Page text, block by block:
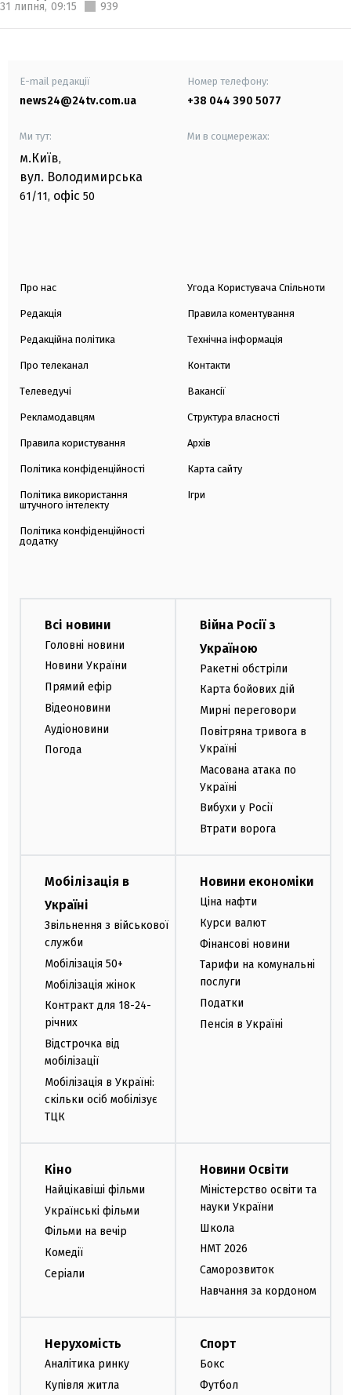
31 липня, 09:15 939
E-mail редакції
news24@24tv.com.ua
Номер телефону:
+38 044 390 5077
Ми тут:
м.Київ,
вул. Володимирська
61/11, офіс 50
Ми в соцмережах:
Про нас
Редакція
Редакційна політика
Про телеканал
Телеведучі
Рекламодавцям
Правила користування
Політика конфіденційності
Політика використання
штучного інтелекту
Політика конфіденційності
додатку
Угода Користувача Спільноти
Правила коментування
Технічна інформація
Контакти
Вакансії
Структура власності
Архів
Карта сайту
Ігри
Всі новини
Головні новини
Новини України
Прямий ефір
Відеоновини
Аудіоновини
Погода
Війна Росії з
Україною
Ракетні обстріли
Карта бойових дій
Мирні переговори
Повітряна тривога в
Україні
Масована атака по
Україні
Вибухи у Росії
Втрати ворога
Мобілізація в
Україні
Звільнення з військової
служби
Мобілізація 50+
Мобілізація жінок
Контракт для 18-24-
річних
Відстрочка від
мобілізації
Мобілізація в Україні:
скільки осіб мобілізує
ТЦК
Новини економіки
Ціна нафти
Курси валют
Фінансові новини
Тарифи на комунальні
послуги
Податки
Пенсія в Україні
Кіно
Найцікавіші фільми
Українські фільми
Фільми на вечір
Комедії
Серіали
Новини Освіти
Міністерство освіти та
науки України
Школа
НМТ 2026
Саморозвиток
Навчання за кордоном
Нерухомість
Аналітика ринку
Купівля житла
Спорт
Бокс
Футбол